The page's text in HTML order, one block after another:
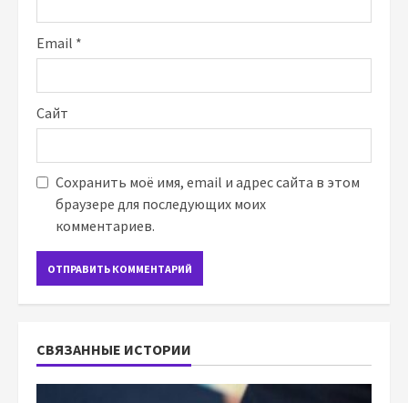
Email *
Сайт
Сохранить моё имя, email и адрес сайта в этом
браузере для последующих моих
комментариев.
СВЯЗАННЫЕ ИСТОРИИ